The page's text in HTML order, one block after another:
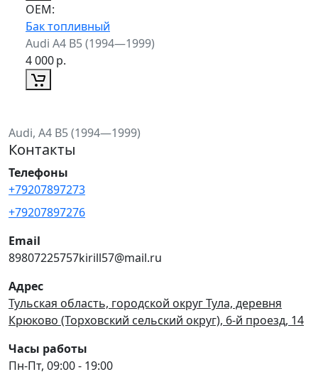
ОЕМ:
Бак топливный
Audi A4 B5 (1994—1999)
4 000р.
Audi, A4 B5 (1994—1999)
Контакты
Телефоны
+79207897273
+79207897276
Email
89807225757kirill57@mail.ru
Адрес
Тульская область, городской округ Тула, деревня
Крюково (Торховский сельский округ), 6-й проезд, 14
Часы работы
Пн-Пт, 09:00 - 19:00